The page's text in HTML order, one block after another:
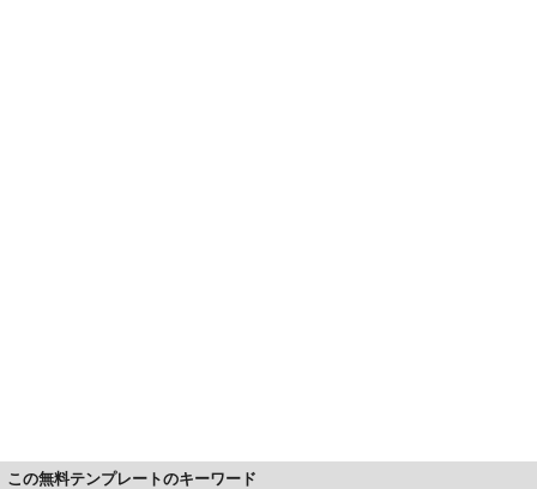
この無料テンプレートのキーワード